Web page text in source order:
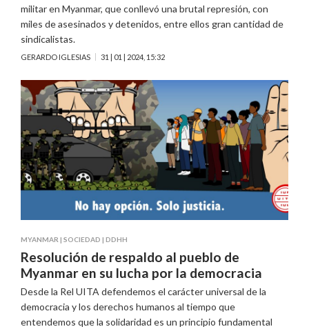
militar en Myanmar, que conllevó una brutal represión, con
miles de asesinados y detenidos, entre ellos gran cantidad de
sindicalistas.
GERARDO IGLESIAS 31 | 01 | 2024, 15:32
MYANMAR | SOCIEDAD | DDHH
Resolución de respaldo al pueblo de
Myanmar en su lucha por la democracia
Desde la Rel UITA defendemos el carácter universal de la
democracia y los derechos humanos al tiempo que
entendemos que la solidaridad es un principio fundamental